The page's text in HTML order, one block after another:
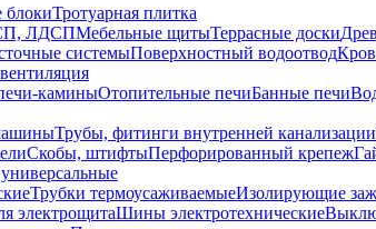
блокиТротуарная плитка
ЛДСПМебельные щитыТеррасные доски
системыПоверхностный водоотвод
каминыОтопительные печиБанные печи
Трубы, фитинги внутренней канализации
Скобы, штифтыПерфорированный крепеж
Трубки термоусаживаемыеИзолирующие
электрощитаШины электротехнические